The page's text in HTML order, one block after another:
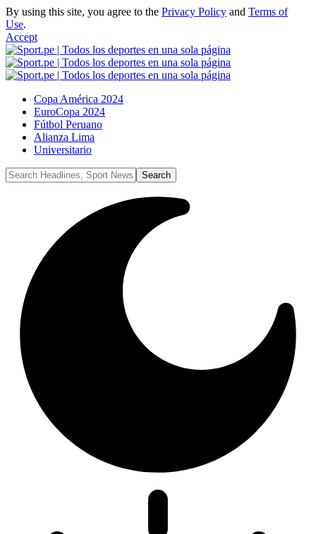
By using this site, you agree to the Privacy Policy and Terms of
Use.
Accept
Copa América 2024
EuroCopa 2024
Fútbol Peruano
Alianza Lima
Universitario